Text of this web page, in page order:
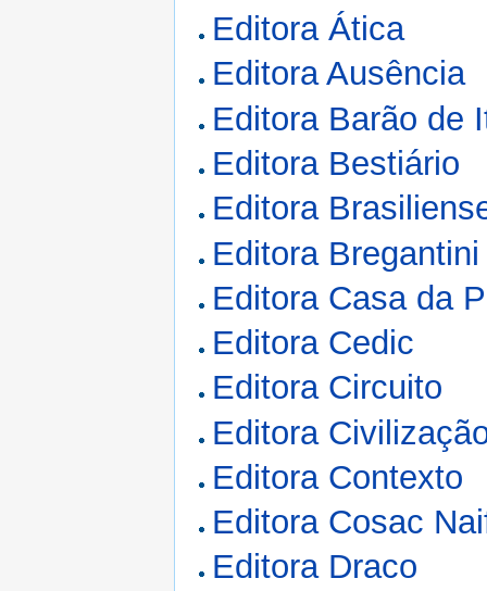
Editora Ática
Editora Ausência
Editora Barão de
Editora Bestiário
Editora
Editora Bregantini
Editora Casa da
Editora Cedic
Editora Circuito
Editora
Editora Contexto
Editora Cosac
Editora Draco